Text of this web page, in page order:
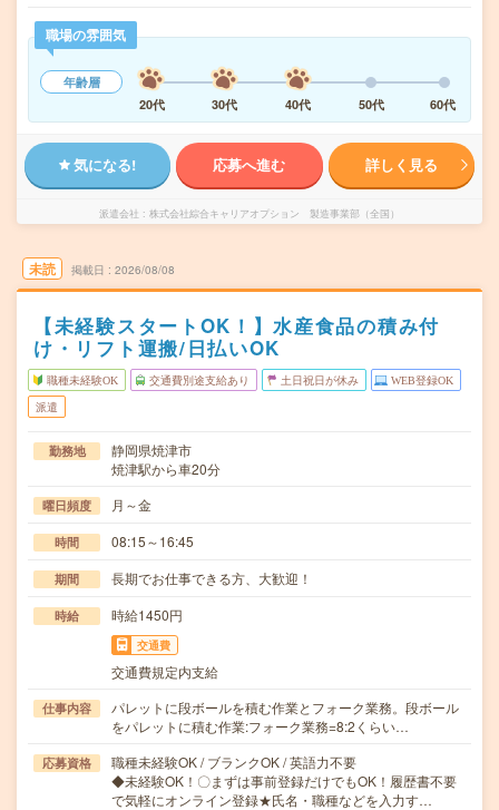
職場の雰囲気
年齢層
20代
30代 40代 50代 60代
気になる! 応募へ進む 詳しく見る
派遣会社 株式会社綜合キャリアオプション 製造事業部（全国）
未読 掲載日 2026/08/08
【未経験スタートOK！】水産食品の積み付
け・リフト運搬/日払いOK
職種未経験OK 交通費別途支給あり 土日祝日が休み WEB登録OK
派遣
勤務地
静岡県焼津市
焼津駅から車20分
曜日頻度 月～金
時間 08:15～16:45
期間 長期でお仕事できる方、大歓迎！
時給 時給1450円
交通費
交通費規定内支給
仕事内容
パレットに段ボールを積む作業とフォーク業務。段ボール
をパレットに積む作業:フォーク業務=8:2くらい…
応募資格
職種未経験OK / ブランクOK / 英語力不要
◆未経験OK！〇まずは事前登録だけでもOK！履歴書不要
で気軽にオンライン登録★氏名・職種などを入力す…